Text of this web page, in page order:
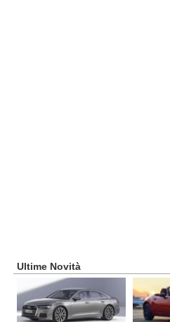
Ultime Novità